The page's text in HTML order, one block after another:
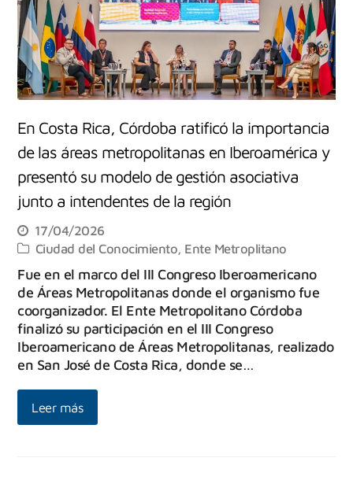
En Costa Rica, Córdoba ratificó la importancia
de las áreas metropolitanas en Iberoamérica y
presentó su modelo de gestión asociativa
junto a intendentes de la región
17/04/2026
Ciudad del Conocimiento, Ente Metroplitano
Fue en el marco del III Congreso Iberoamericano
de Áreas Metropolitanas donde el organismo fue
coorganizador. El Ente Metropolitano Córdoba
finalizó su participación en el III Congreso
Iberoamericano de Áreas Metropolitanas, realizado
en San José de Costa Rica, donde se…
Leer más